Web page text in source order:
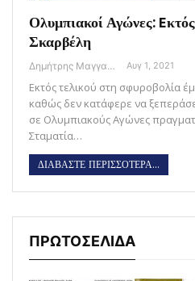
Ολυμπιακοί Αγώνες:
Σκαρβέλη
Δημήτρης Μαγγανάρης Αυγ 1, 2021
Εκτός τελικού στη σφυροβολία
καθώς δεν κατάφερε να
σε Ολυμπιακούς Αγώνες
Σταματία…
ΔΙΑΒΑΣΤΕ ΠΕΡΙΣΣΟΤΕΡΑ...
ΠΡΩΤΟΣΕΛΙΔΑ